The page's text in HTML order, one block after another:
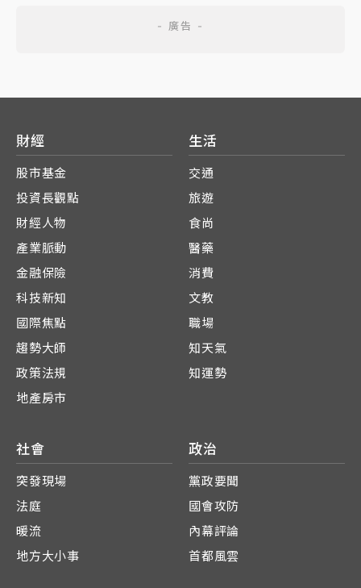
財經
股市基金
投資長觀點
財經人物
產業脈動
金融保險
科技新知
國際焦點
趨勢大師
政策法規
地產房市
生活
交通
旅遊
食尚
醫藥
消費
文教
職場
知天氣
知運勢
社會
突發現場
法庭
暖流
地方大小事
政治
黨政要聞
國會攻防
內幕評論
首都風雲